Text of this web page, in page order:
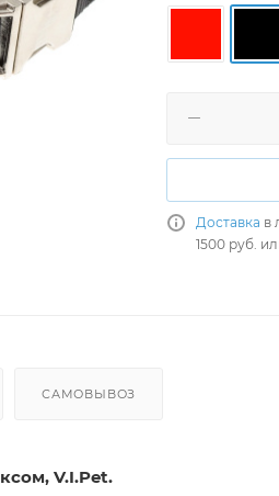
Доставка в
1500 руб.
САМОВЫВОЗ
V.I.Pet.